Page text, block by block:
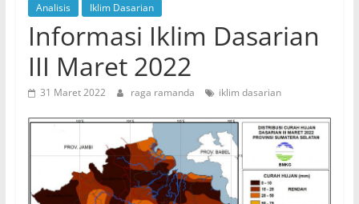
Koordinator
BMKG
Sumatera
Analisis Iklim Dasarian
Informasi Iklim Dasarian
III Maret 2022
31 Maret 2022 raga ramanda iklim dasarian